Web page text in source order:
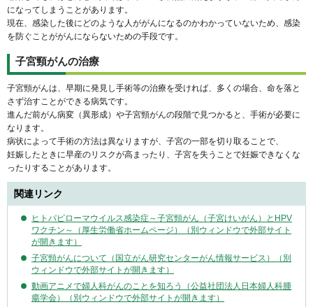
になってしまうことがあります。
現在、感染した後にどのような人ががんになるのかわかっていないため、感染
を防ぐことががんにならないための手段です。
子宮頸がんの治療
子宮頸がんは、早期に発見し手術等の治療を受ければ、多くの場合、命を落と
さず治すことができる病気です。
進んだ前がん病変（異形成）や子宮頸がんの段階で見つかると、手術が必要に
なります。
病状によって手術の方法は異なりますが、子宮の一部を切り取ることで、
妊娠したときに早産のリスクが高まったり、子宮を失うことで妊娠できなくな
ったりすることがあります。
関連リンク
ヒトパピローマウイルス感染症～子宮頸がん（子宮けいがん）とHPV
ワクチン～（厚生労働省ホームページ）（別ウィンドウで外部サイト
が開きます）
子宮頸がんについて（国立がん研究センターがん情報サービス）（別
ウィンドウで外部サイトが開きます）
動画アニメで婦人科がんのことを知ろう（公益社団法人日本婦人科腫
瘍学会）（別ウィンドウで外部サイトが開きます）